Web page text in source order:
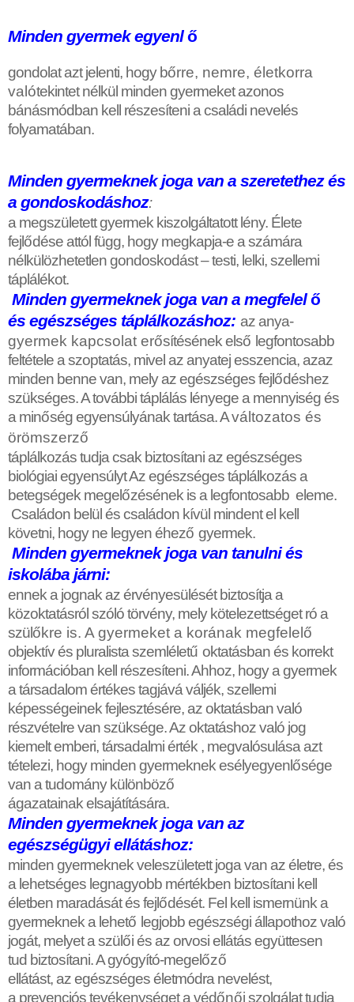
Minden gyermek egyenlő
gondolat azt jelenti, hogy bőrre, nemre, életkorra
valótekintet nélkül minden gyermeket azonos
bánásmódban kell részesíteni a családi nevelés
folyamatában.
Minden gyermeknek joga van a szeretethez és
a gondoskodáshoz:
a megszületett gyermek kiszolgáltatott lény. Élete
fejlődése attól függ, hogy megkapja-e a számára
nélkülözhetetlen gondoskodást – testi, lelki, szellemi
táplálékot.
Minden gyermeknek joga van a megfelelő
és egészséges táplálkozáshoz: az anya-
gyermek kapcsolat erősítésének első legfontosabb
feltétele a szoptatás, mivel az anyatej esszencia, azaz
minden benne van, mely az egészséges fejlődéshez
szükséges. A további táplálás lényege a mennyiség és
a minőség egyensúlyának tartása. Aváltozatos és
örömszerző
táplálkozás tudja csak biztosítani az egészséges
biológiai egyensúlyt Az egészséges táplálkozás a
betegségek megelőzésének is a legfontosabb eleme.
Családon belül és családon kívül mindent el kell
követni, hogy ne legyen éhező gyermek.
Minden gyermeknek joga van tanulni és
iskolába járni:
ennek a jognak az érvényesülését biztosítja a
közoktatásról szóló törvény, mely kötelezettséget ró a
szülőkre is. A gyermeket a korának megfelel ő
objektív és pluralista szemléletű oktatásban és korrekt
információban kell részesíteni. Ahhoz, hogy a gyermek
a társadalom értékes tagjává váljék, szellemi
képességeinek fejlesztésére, az oktatásban való
részvételre van szüksége. Az oktatáshoz való jog
kiemelt emberi, társadalmi érték , megvalósulása azt
tételezi, hogy minden gyermeknek esélyegyenlősége
van a tudomány különböző
ágazatainak elsajátítására.
Minden gyermeknek joga van az
egészségügyi ellátáshoz:
minden gyermeknek veleszületett joga van az életre, és
a lehetséges legnagyobb mértékben biztosítani kell
életben maradását és fejlődését. Fel kell ismernünk a
gyermeknek a lehető legjobb egészségi állapothoz való
jogát, melyet a szülői és az orvosi ellátás együttesen
tud biztosítani. A gyógyító-megelőző
ellátást, az egészséges életmódra nevelést,
a prevenciós tevékenységet a védőnői szolgálat tudja